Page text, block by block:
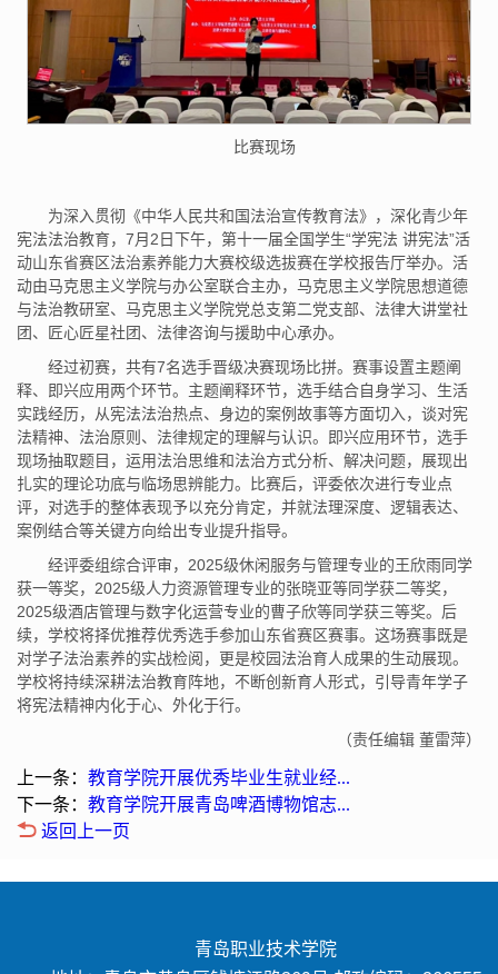
比赛现场
为深入贯彻《中华人民共和国法治宣传教育法》，深化青少年
宪法法治教育，7月2日下午，第十一届全国学生“学宪法 讲宪法”活
动山东省赛区法治素养能力大赛校级选拔赛在学校报告厅举办。活
动由马克思主义学院与办公室联合主办，马克思主义学院思想道德
与法治教研室、马克思主义学院党总支第二党支部、法律大讲堂社
团、匠心匠星社团、法律咨询与援助中心承办。
经过初赛，共有7名选手晋级决赛现场比拼。赛事设置主题阐
释、即兴应用两个环节。主题阐释环节，选手结合自身学习、生活
实践经历，从宪法法治热点、身边的案例故事等方面切入，谈对宪
法精神、法治原则、法律规定的理解与认识。即兴应用环节，选手
现场抽取题目，运用法治思维和法治方式分析、解决问题，展现出
扎实的理论功底与临场思辨能力。比赛后，评委依次进行专业点
评，对选手的整体表现予以充分肯定，并就法理深度、逻辑表达、
案例结合等关键方向给出专业提升指导。
经评委组综合评审，2025级休闲服务与管理专业的王欣雨同学
获一等奖，2025级人力资源管理专业的张晓亚等同学获二等奖，
2025级酒店管理与数字化运营专业的曹子欣等同学获三等奖。后
续，学校将择优推荐优秀选手参加山东省赛区赛事。这场赛事既是
对学子法治素养的实战检阅，更是校园法治育人成果的生动展现。
学校将持续深耕法治教育阵地，不断创新育人形式，引导青年学子
将宪法精神内化于心、外化于行。
（责任编辑 董雷萍）
上一条： 教育学院开展优秀毕业生就业经...
下一条： 教育学院开展青岛啤酒博物馆志...
返回上一页
青岛职业技术学院